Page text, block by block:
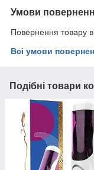
Умови
Повернення товару
Всі умови
Подібні товари